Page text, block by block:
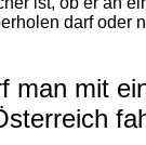
darf oder
man mit